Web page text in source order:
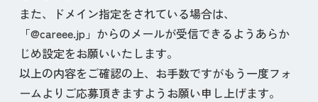
また、ドメイン指定をされている場合は、
「@careee.jp」からのメールが受信できるようあらか
じめ設定をお願いいたします。
以上の内容をご確認の上、お手数ですがもう一度フォ
ームよりご応募頂きますようお願い申し上げます。